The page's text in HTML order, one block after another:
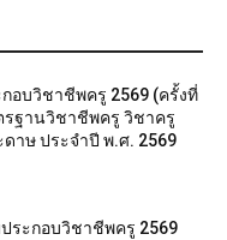
อบวิชาชีพครู 2569 (ครั้งที่
รฐานวิชาชีพครู วิชาครู
ดาษ ประจำปี พ.ศ. 2569
ระกอบวิชาชีพครู 2569